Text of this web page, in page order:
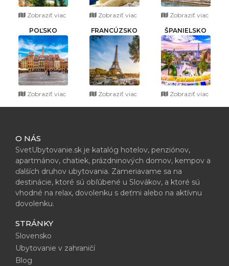
Zobraziť viac Zobraziť viac Zobraziť viac
POĽSKO
Zobraziť viac
FRANCÚZSKO
Zobraziť viac
ŠPANIELSKO
Zobraziť viac
O NÁS
SvetUbytovanie.sk je katalóg hotelov, penziónov,
apartmánov, chatiek, prázdninových domov, kempov a
ďalších druhov ubytovania. Zameriavame sa na
destinácie, ktoré sú obľúbené u Slovákov, a ktoré sú
vhodné na relax, dovolenku s deťmi alebo na aktívnu
dovolenku.
STRÁNKY
Slovensko
Ubytovanie v zahraničí
Blog